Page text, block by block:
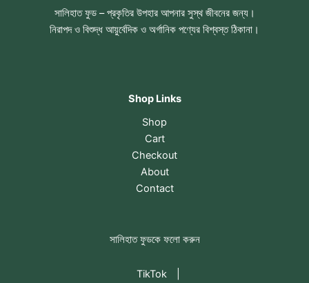
সালিহাত ফুড – প্রকৃতির উপহার আপনার সুস্থ জীবনের জন্য।
নিরাপদ ও বিশুদ্ধ আয়ুর্বেদিক ও অর্গানিক পণ্যের বিশ্বস্ত ঠিকানা।
Shop Links
Shop
Cart
Checkout
About
Contact
সালিহাত ফুডকে ফলো করুন
TikTok